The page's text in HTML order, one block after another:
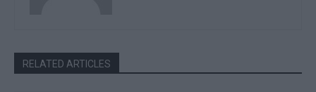
RELATED ARTICLES